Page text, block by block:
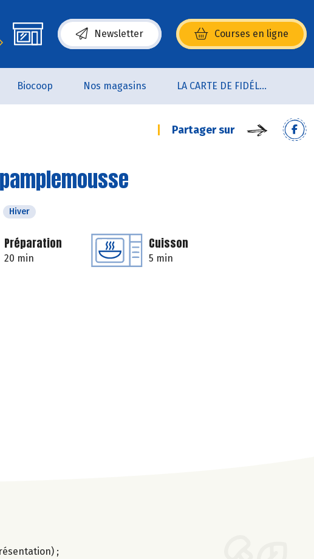
Newsletter Courses en ligne
(s’ouvre dans une nouvelle fenêtre)
Biocoop Nos magasins LA CARTE DE FIDÉLITÉ
Partager sur
Hiver
Préparation
20 min
Cuisson
5 min
;